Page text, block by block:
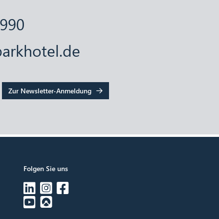
Zur Newsletter-Anmeldung
Folgen Sie uns